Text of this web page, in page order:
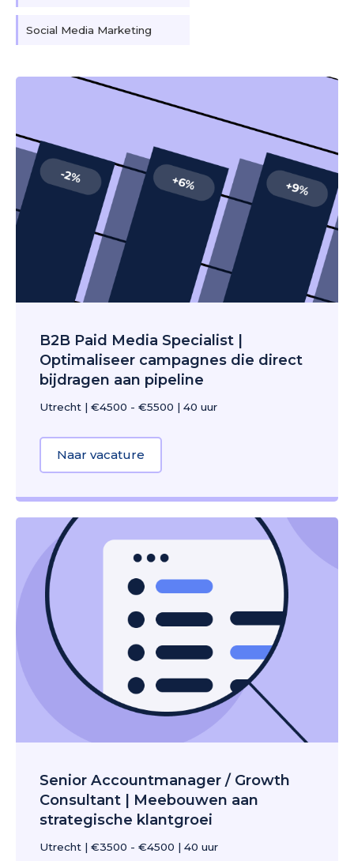
Social Media Marketing
B2B Paid Media Specialist |
Optimaliseer campagnes die direct
bijdragen aan pipeline
Utrecht | €4500 - €5500 | 40 uur
Naar vacature
Senior Accountmanager / Growth
Consultant | Meebouwen aan
strategische klantgroei
Utrecht | €3500 - €4500 | 40 uur